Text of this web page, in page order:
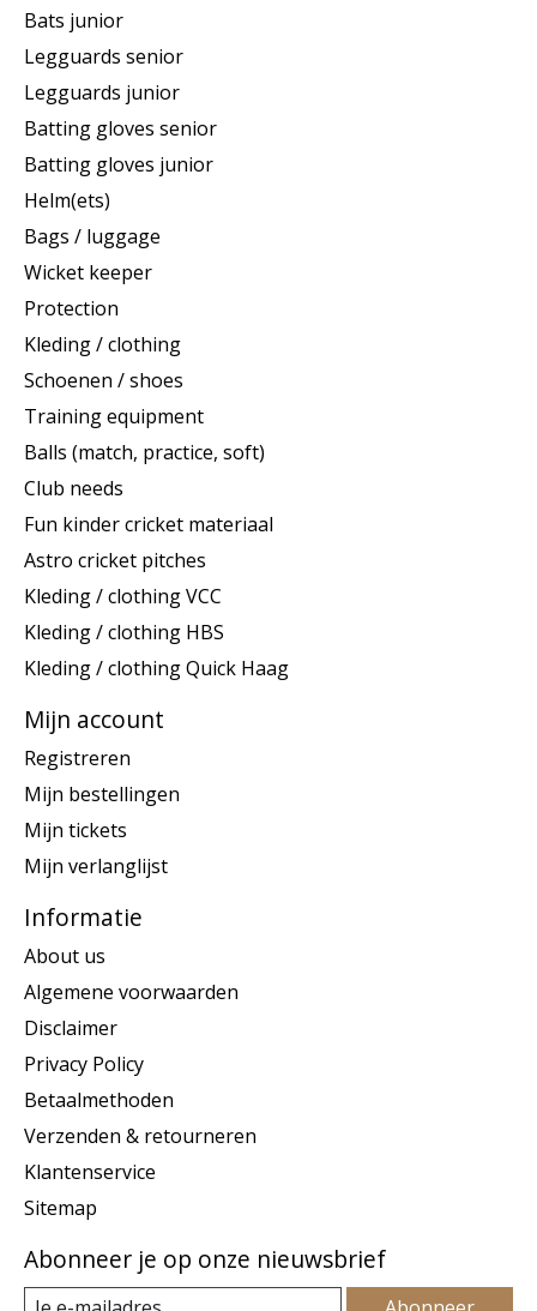
Bats junior
Legguards senior
Legguards junior
Batting gloves senior
Batting gloves junior
Helm(ets)
Bags / luggage
Wicket keeper
Protection
Kleding / clothing
Schoenen / shoes
Training equipment
Balls (match, practice, soft)
Club needs
Fun kinder cricket materiaal
Astro cricket pitches
Kleding / clothing VCC
Kleding / clothing HBS
Kleding / clothing Quick Haag
Mijn account
Registreren
Mijn bestellingen
Mijn tickets
Mijn verlanglijst
Informatie
About us
Algemene voorwaarden
Disclaimer
Privacy Policy
Betaalmethoden
Verzenden & retourneren
Klantenservice
Sitemap
Abonneer je op onze nieuwsbrief